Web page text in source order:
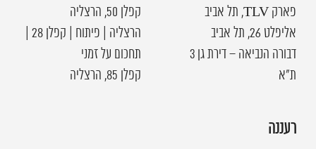
פארק TLV, תל אביב
אליפלט 26, תל אביב
דבורה הנביאה – דירת גן 3
ת"א
קפלן 50, הרצליה
תחכום על זמני
קפלן 85, הרצליה
רעננה